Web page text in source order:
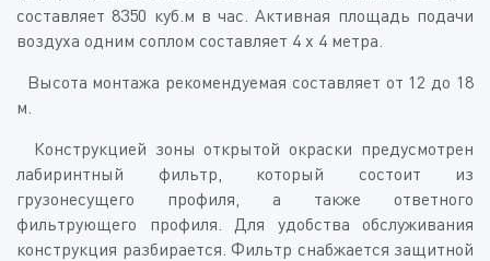
составляет 8350 куб.м в час. Активная площадь подачи
воздуха одним соплом составляет 4 х 4 метра.
Высота монтажа рекомендуемая составляет от 12 до 18
м.
Конструкцией зоны открытой окраски предусмотрен
лабиринтный фильтр, который состоит из
грузонесущего профиля, а также ответного
фильтрующего профиля. Для удобства обслуживания
конструкция разбирается. Фильтр снабжается защитной